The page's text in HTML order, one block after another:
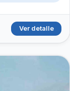
Ver detalle